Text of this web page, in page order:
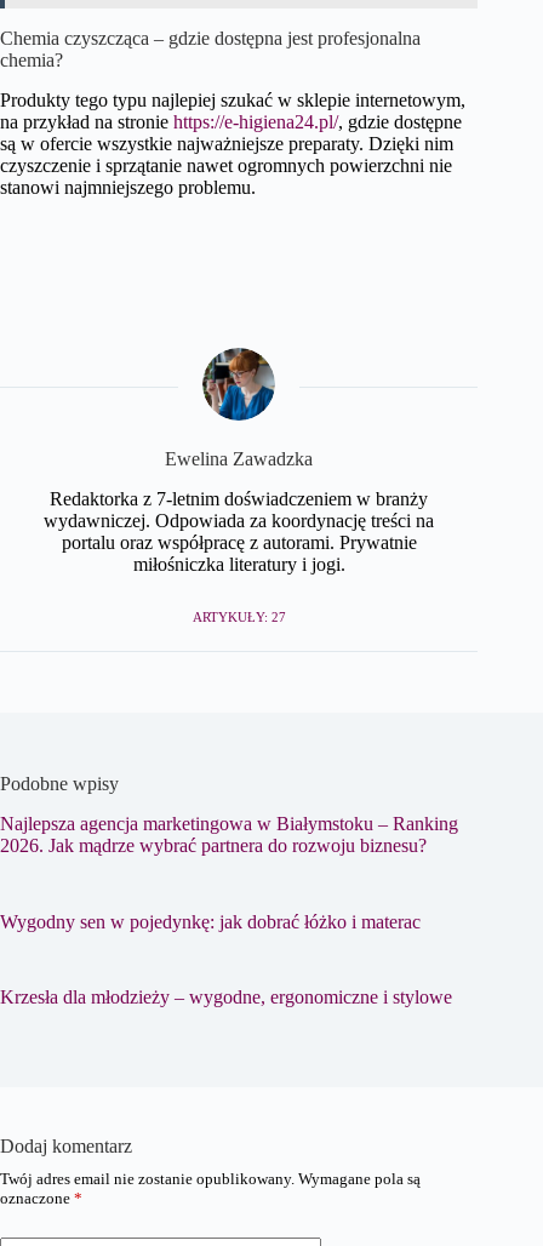
Chemia czyszcząca – gdzie dostępna jest profesjonalna
chemia?
Produkty tego typu najlepiej szukać w sklepie internetowym,
na przykład na stronie https://e-higiena24.pl/, gdzie dostępne
są w ofercie wszystkie najważniejsze preparaty. Dzięki nim
czyszczenie i sprzątanie nawet ogromnych powierzchni nie
stanowi najmniejszego problemu.
Ewelina Zawadzka
Redaktorka z 7-letnim doświadczeniem w branży
wydawniczej. Odpowiada za koordynację treści na
portalu oraz współpracę z autorami. Prywatnie
miłośniczka literatury i jogi.
ARTYKUŁY: 27
Podobne wpisy
Najlepsza agencja marketingowa w Białymstoku – Ranking
2026. Jak mądrze wybrać partnera do rozwoju biznesu?
Wygodny sen w pojedynkę: jak dobrać łóżko i materac
Krzesła dla młodzieży – wygodne, ergonomiczne i stylowe
Dodaj komentarz
Twój adres email nie zostanie opublikowany. Wymagane pola są
oznaczone *